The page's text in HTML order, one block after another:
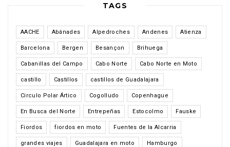
TAGS
AACHE Abánades Alpedroches Andenes Atienza
Barcelona Bergen Besançon Brihuega
Cabanillas del Campo Cabo Norte Cabo Norte en Moto
castillo Castillos castillos de Guadalajara
Circulo Polar Ártico Cogolludo Copenhague
En Busca del Norte Entrepeñas Estocolmo Fauske
Fiordos fiordos en moto Fuentes de la Alcarria
grandes viajes Guadalajara en moto Hamburgo